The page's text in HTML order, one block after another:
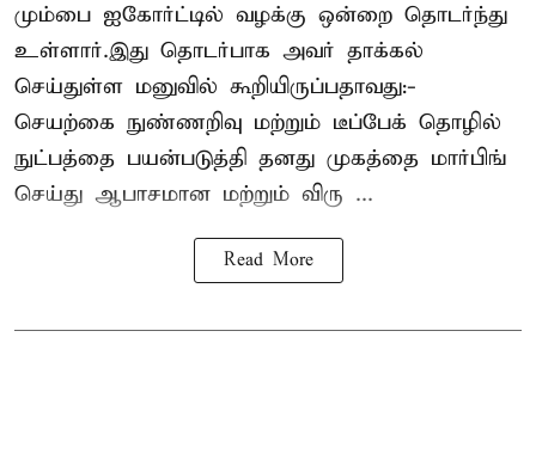
மும்பை ஐகோர்ட்டில் வழக்கு ஒன்றை தொடர்ந்து
உள்ளார்.இது தொடர்பாக அவர் தாக்கல்
செய்துள்ள மனுவில் கூறியிருப்பதாவது:-
செயற்கை நுண்ணறிவு மற்றும் டீப்பேக் தொழில்
நுட்பத்தை பயன்படுத்தி தனது முகத்தை மார்பிங்
செய்து ஆபாசமான மற்றும் விரு ...
Read More